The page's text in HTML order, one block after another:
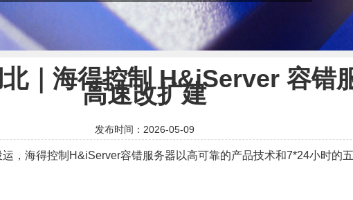
｜海得控制 H&iServer 容错
高速改扩建
发布时间：2026-05-09
，海得控制H&iServer容错服务器以高可靠的产品技术和7*24小时的